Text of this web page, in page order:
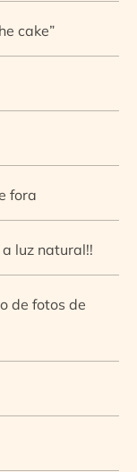
cake”
fora
luz natural!!
de fotos de